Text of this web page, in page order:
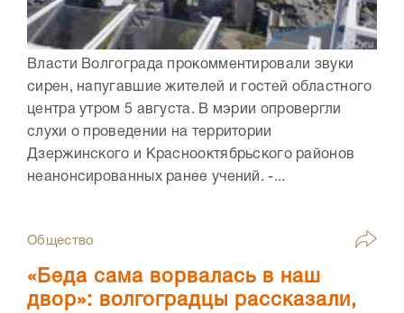
Власти Волгограда прокомментировали звуки
сирен, напугавшие жителей и гостей областного
центра утром 5 августа. В мэрии опровергли
слухи о проведении на территории
Дзержинского и Краснооктябрьского районов
неанонсированных ранее учений. -...
Общество
«Беда сама ворвалась в наш
двор»: волгоградцы рассказали,